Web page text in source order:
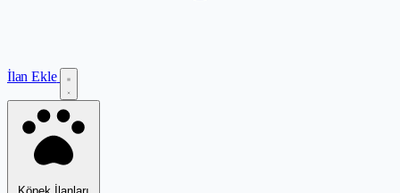
İlan Ekle